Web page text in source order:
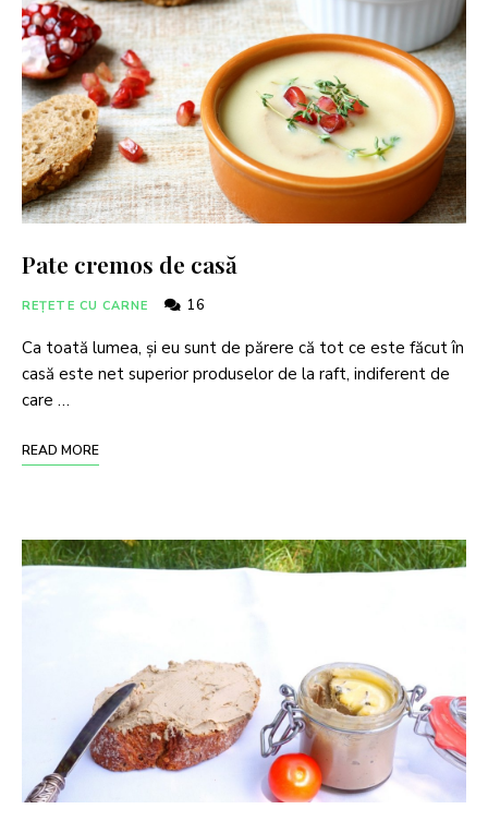
Pate cremos de casă
REȚETE CU CARNE 16
Ca toată lumea, și eu sunt de părere că tot ce este făcut în
casă este net superior produselor de la raft, indiferent de
care …
READ MORE